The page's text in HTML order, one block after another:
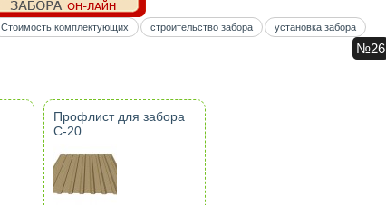
Стоимость комплектующих строительство забора установка забора
№26
Профлист для забора
С-20
...